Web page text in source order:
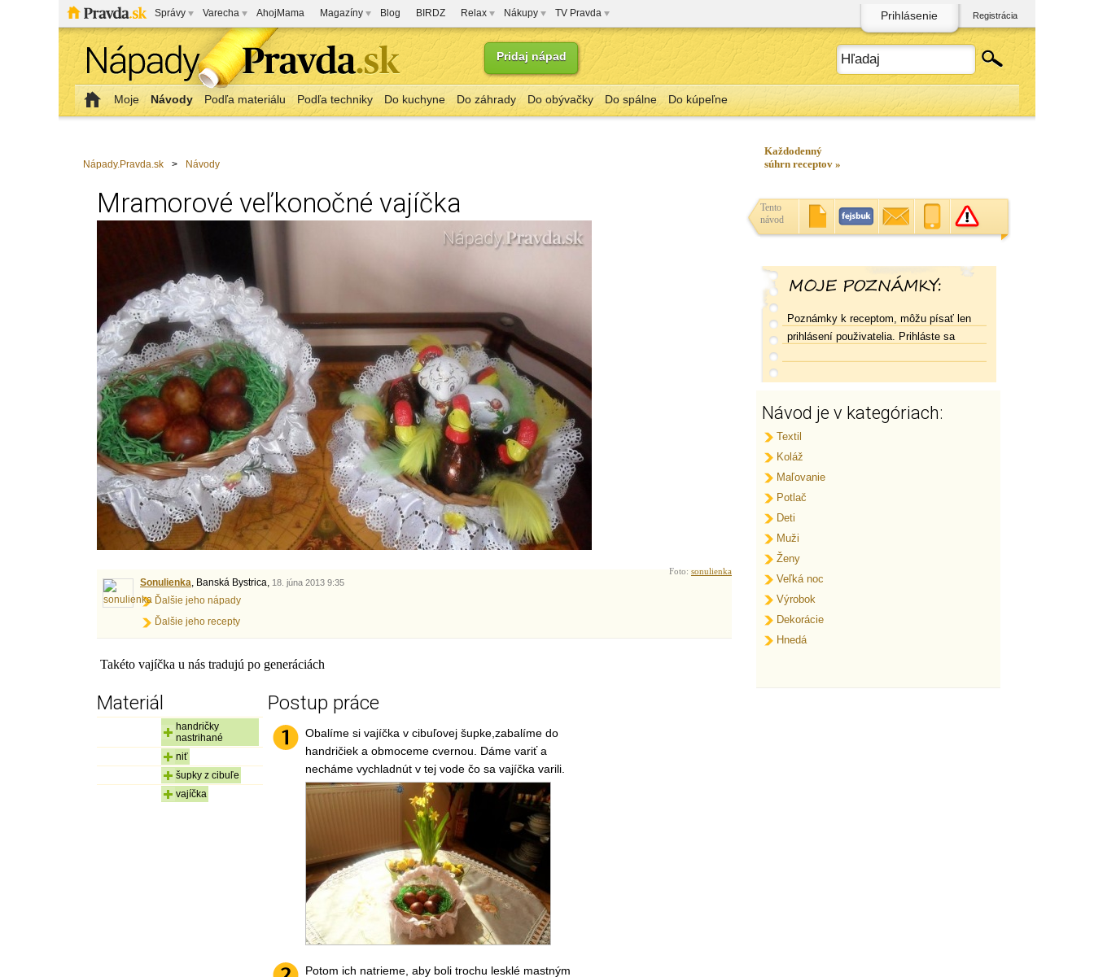
Správy Varecha AhojMama Magazíny Blog BIRDZ Relax Nákupy TV Pravda
Pridaj nápad
Prihlásenie Registrácia
Moje Návody Podľa materiálu Podľa techniky Do kuchyne Do záhrady Do obývačky Do spálne Do kúpeľne
Nápady.Pravda.sk > Návody
Mramorové veľkonočné vajíčka
Foto: sonulienka
Sonulienka, Banská Bystrica, 18. júna 2013 9:35
Ďalšie jeho nápady
Ďalšie jeho recepty
Takéto vajíčka u nás tradujú po generáciách
Materiál
handričky
nastrihané
niť
šupky z cibuľe
vajíčka
Postup práce
Obalíme si vajíčka v cibuľovej šupke,zabalíme do
handričiek a obmoceme cvernou. Dáme variť a
necháme vychladnút v tej vode čo sa vajíčka varili.
Potom ich natrieme, aby boli trochu lesklé mastným
Každodenný
súhrn receptov »
Tento
návod
Poznámky k receptom, môžu písať len
prihlásení použivatelia. Prihláste sa
Návod je v kategóriach:
Textil
Koláž
Maľovanie
Potlač
Deti
Muži
Ženy
Veľká noc
Výrobok
Dekorácie
Hnedá